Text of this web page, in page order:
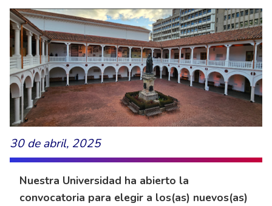
30 de abril, 2025
Nuestra Universidad ha abierto la
convocatoria para elegir a los(as) nuevos(as)